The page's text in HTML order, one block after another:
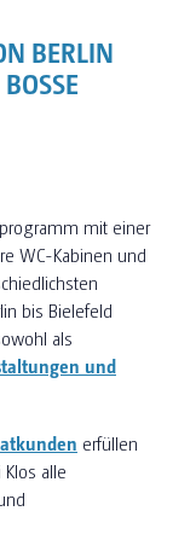
BERLIN
mit einer
WC-Kabinen und
bis Bielefeld
als
und
erfüllen
alle